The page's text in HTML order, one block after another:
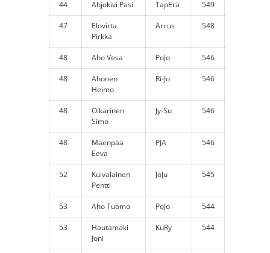
44 Ahjokivi Pasi TapErä 549
47
Elovirta
Pirkka
Arcus 548
48 Aho Vesa PoJo 546
48
Ahonen
Heimo
Ri-Jo 546
48
Oikarinen
Simo
Jy-Su 546
48
Mäenpää
Eeva
PJA 546
52
Kuivalainen
Pentti
JoJu 545
53 Aho Tuomo PoJo 544
53
Hautamäki
Joni
KuRy 544